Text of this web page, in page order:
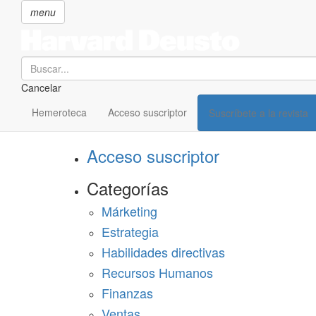
menu
Search
Cancelar
Hemeroteca Acceso suscriptor Suscríbete a la revista
SECCIONES
Suscríbete a Harvard Deusto
Acceso suscriptor
Categorías
Márketing
Estrategia
Habilidades directivas
Recursos Humanos
Finanzas